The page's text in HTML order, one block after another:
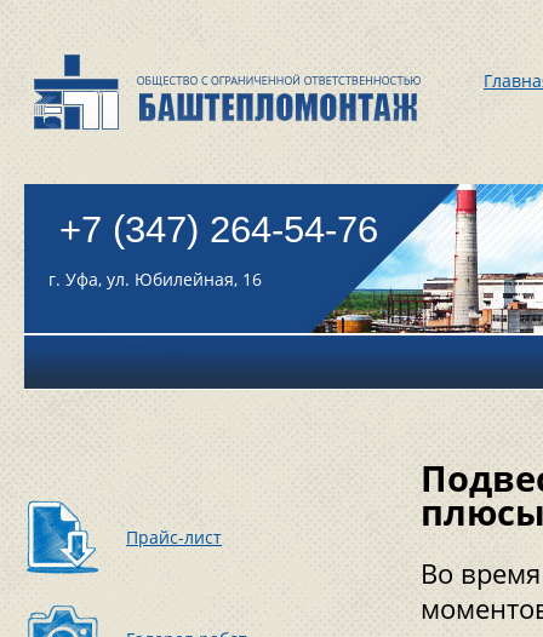
+7 (347) 264-54-76
г. Уфа, ул. Юбилейная, 16
Прайс-лист
Во